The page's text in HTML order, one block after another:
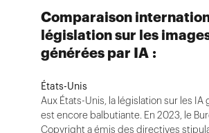
Comparaison
législation sur les
générées par IA :
États-Unis
Aux États-Unis, la législation sur les IA
est encore balbutiante. En 2023, le
Copyright a émis des directives